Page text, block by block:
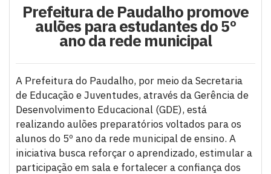
Prefeitura de Paudalho promove
aulões para estudantes do 5º
ano da rede municipal
A Prefeitura do Paudalho, por meio da Secretaria
de Educação e Juventudes, através da Gerência de
Desenvolvimento Educacional (GDE), está
realizando aulões preparatórios voltados para os
alunos do 5º ano da rede municipal de ensino. A
iniciativa busca reforçar o aprendizado, estimular a
participação em sala e fortalecer a confiança dos